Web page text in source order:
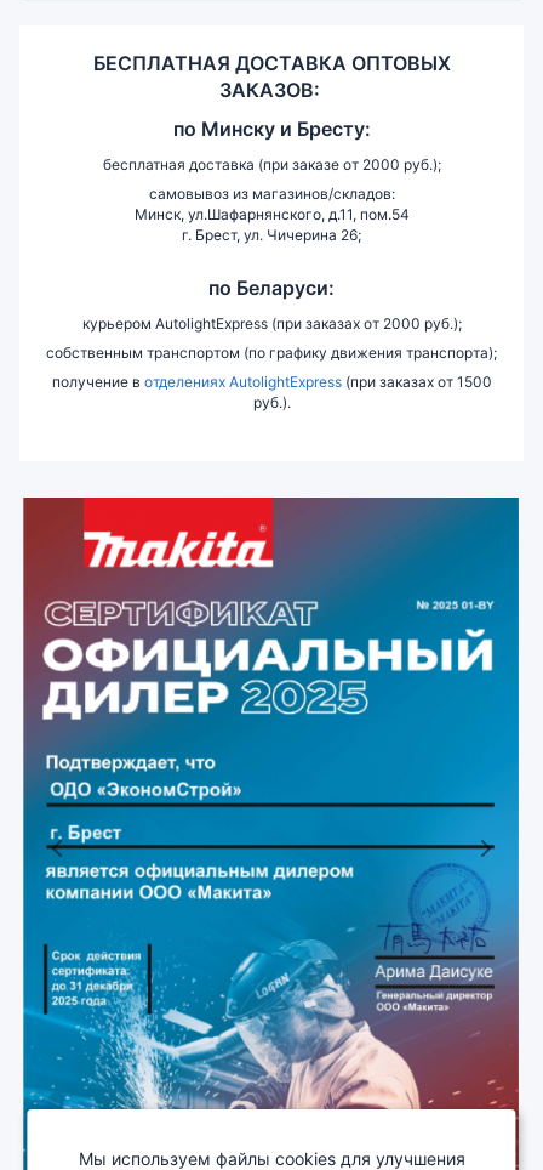
БЕСПЛАТНАЯ ДОСТАВКА ОПТОВЫХ
ЗАКАЗОВ:
по Минску и Бресту:
бесплатная доставка (при заказе от 2000 руб.);
самовывоз из магазинов/складов:
Минск, ул.Шафарнянского, д.11, пом.54
г. Брест, ул. Чичерина 26;
по Беларуси:
курьером AutolightExpress (при заказах от 2000 руб.);
собственным транспортом (по графику движения транспорта);
получение в отделениях AutolightExpress(при заказах от 1500
руб.).
Previous Next
Мы используем файлы cookies для улучшения